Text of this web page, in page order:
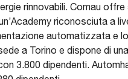
rinnovabili. Comau
riconosciuta a
automatizzata e
a Torino e dispone di
3.800 dipendenti.